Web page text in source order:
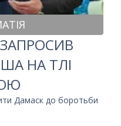
НА ТЛІ
Дамаск до боротьби